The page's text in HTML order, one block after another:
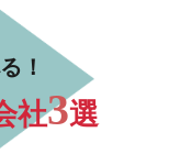
！
社3選